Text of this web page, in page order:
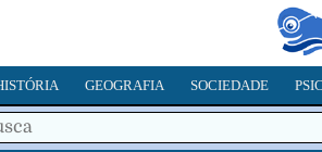
GEOGRAFIA SOCIEDADE